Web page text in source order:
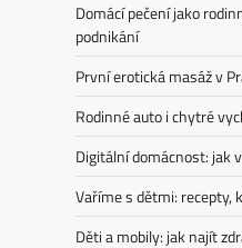
Domácí pečení jako
podnikání
První erotická masáž v
Rodinné auto i chytré
Digitální domácnost: jak
Vaříme s dětmi: recepty,
Děti a mobily: jak najít